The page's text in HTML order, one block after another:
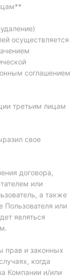
осуществляется
соглашением
третьим лицам
свое
договора,
или
а также
Пользователя или
являться
прав и законных
когда
Компании и/или